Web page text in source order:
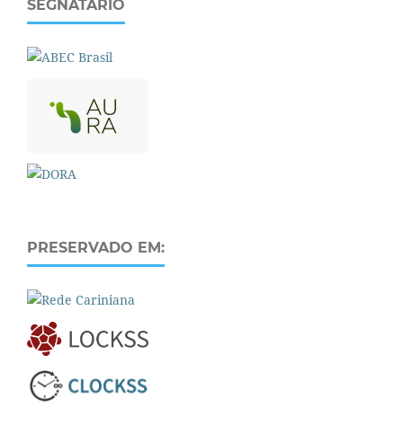
SEGNATÁRIO
PRESERVADO EM: